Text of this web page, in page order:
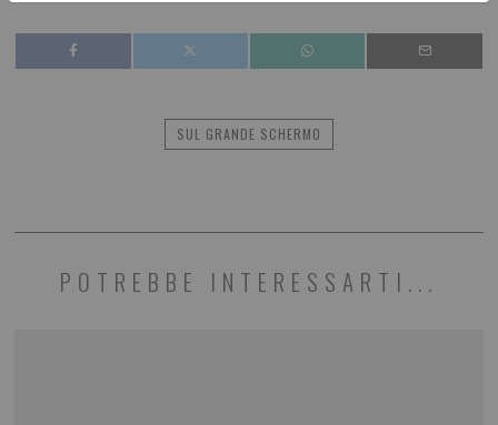
SUL GRANDE SCHERMO
POTREBBE INTERESSARTI...